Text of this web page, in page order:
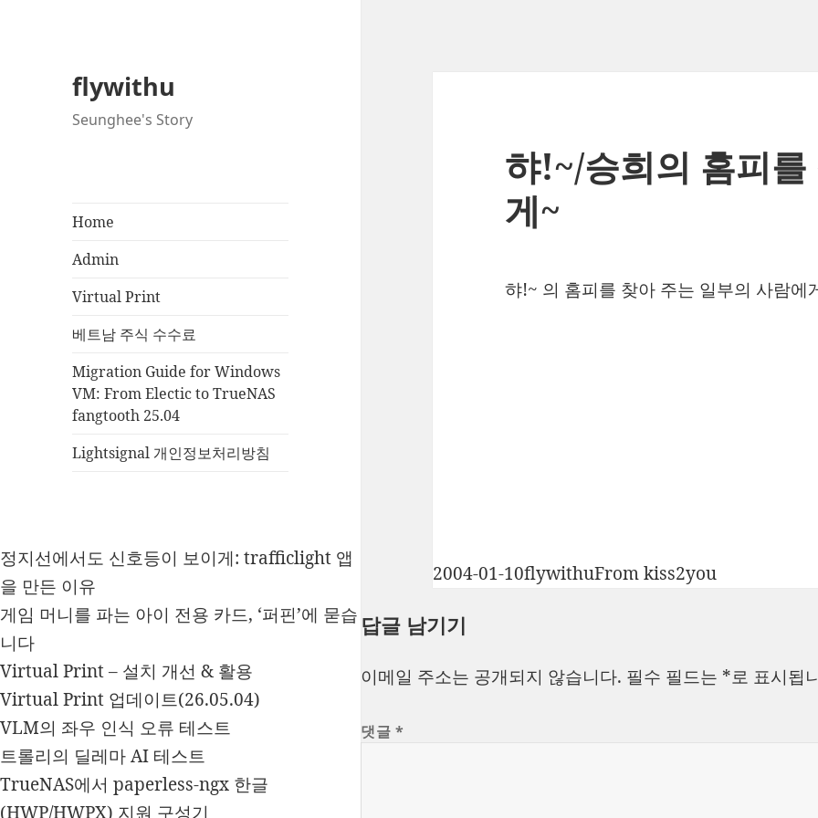
flywithu
Seunghee's Story
Home
Admin
Virtual Print
베트남 주식 수수료
Migration Guide for Windows
VM: From Electic to TrueNAS
fangtooth 25.04
Lightsignal 개인정보처리방침
정지선에서도 신호등이 보이게: trafficlight 앱
을 만든 이유
게임 머니를 파는 아이 전용 카드, ‘퍼핀’에 묻습
니다
Virtual Print – 설치 개선 & 활용
Virtual Print 업데이트(26.05.04)
VLM의 좌우 인식 오류 테스트
트롤리의 딜레마 AI 테스트
TrueNAS에서 paperless-ngx 한글
(HWP/HWPX) 지원 구성기
햐!~/승희의 홈피
게~
햐!~ 의 홈피를 찾아 주는 일부의 사람에
작
일
2004-01-10글
flywithu카
From kiss2you
답글 남기기
이메일 주소는 공개되지 않습니다. 필수 필드는 *로 표시됩
댓글*